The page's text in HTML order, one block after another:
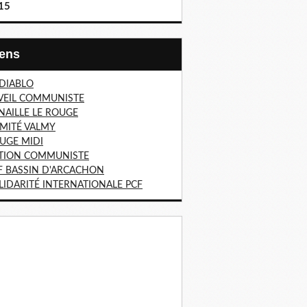
COMMUNISTE
LE ROUGE
VALMY
MIDI
COMMUNISTE
BASSIN D'ARCACHON
INTERNATIONALE PCF